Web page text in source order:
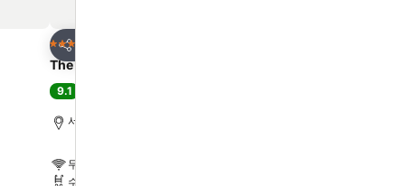
공유
5 성급
The Shilla Jeju
9.1
서귀포, 도심에서 14.2km
무료 WiFi
수영장